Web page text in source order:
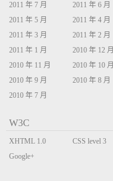
2011 年 7 月
2011 年 6 月
2011 年 5 月
2011 年 4 月
2011 年 3 月
2011 年 2 月
2011 年 1 月
2010 年 12 月
2010 年 11 月
2010 年 10 月
2010 年 9 月
2010 年 8 月
2010 年 7 月
W3C
XHTML 1.0
Transitional
CSS level 3
Google+